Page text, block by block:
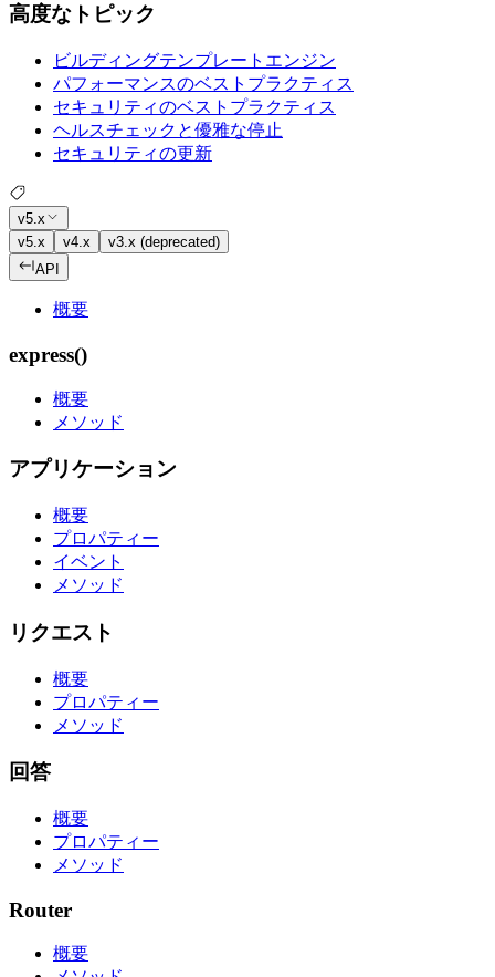
高度なトピック
ビルディングテンプレートエンジン
パフォーマンスのベストプラクティス
セキュリティのベストプラクティス
ヘルスチェックと優雅な停止
セキュリティの更新
v5.x
v5.x
v4.x
v3.x (deprecated)
API
概要
express()
概要
メソッド
アプリケーション
概要
プロパティー
イベント
メソッド
リクエスト
概要
プロパティー
メソッド
回答
概要
プロパティー
メソッド
Router
概要